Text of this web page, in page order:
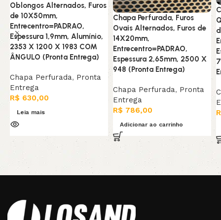
Oblongos Alternados, Furos
de 10X50mm,
Entrecentro=PADRAO,
Espessura 1,9mm, Alumínio,
2353 X 1200 X 1983 COM
ÂNGULO (Pronta Entrega)
Chapa Perfurada, Pronta
Entrega
R$ 630,00
Leia mais
Chapa Perfurada, Furos
Ovais Alternados, Furos de
14X20mm,
Entrecentro=PADRAO,
Espessura 2,65mm, 2500 X
948 (Pronta Entrega)
Chapa Perfurada, Pronta
Entrega
R$ 786,00
Adicionar ao carrinho